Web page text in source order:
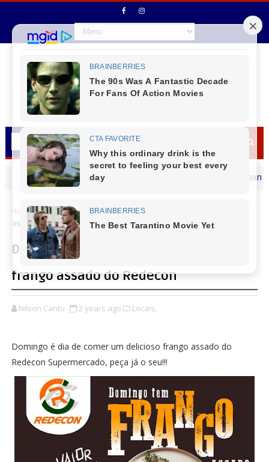
MENSAGEM DIA DOS PAIS Secretário de Fazenda Maurício Osciany
Home Locais
Domingo é dia de comer um delicioso frango
assado do Redecon
Domingo é dia de comer um delicioso
frango assado do Redecon
Nilson Cantu 2 years ago Locais,
Domingo é dia de comer um delicioso frango assado do
Redecon Supermercado, peça já o seu!!!